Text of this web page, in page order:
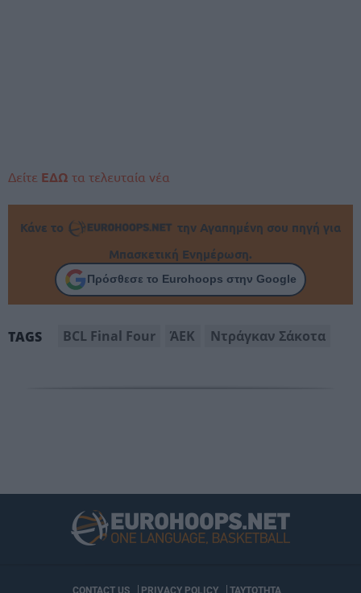
Δείτε ΕΔΩ τα τελευταία νέα
Κάνε το
την Αγαπημένη σου πηγή για
Μπασκετική Ενημέρωση.
Πρόσθεσε το Eurohoops στην Google
TAGS BCL Final Four ΆΕΚ Ντράγκαν Σάκοτα
CONTACT US PRIVACY POLICY ΤΑΥΤΟΤΗΤΑ